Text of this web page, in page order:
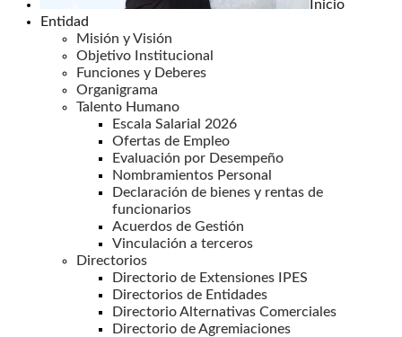
Inicio
Entidad
Misión y Visión
Objetivo Institucional
Funciones y Deberes
Organigrama
Talento Humano
Escala Salarial 2026
Ofertas de Empleo
Evaluación por Desempeño
Nombramientos Personal
Declaración de bienes y rentas de
funcionarios
Acuerdos de Gestión
Vinculación a terceros
Directorios
Directorio de Extensiones IPES
Directorios de Entidades
Directorio Alternativas Comerciales
Directorio de Agremiaciones